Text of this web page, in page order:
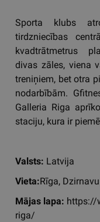
Sporta klubs
tirdzniecības
kvadtrātmetrus
divas zāles, viena
treniņiem, bet otra
nodarbībām.
Galleria Riga
staciju, kura ir
Valsts: Latvija
Vieta:Rīga,
Mājas lapa: https://
riga/